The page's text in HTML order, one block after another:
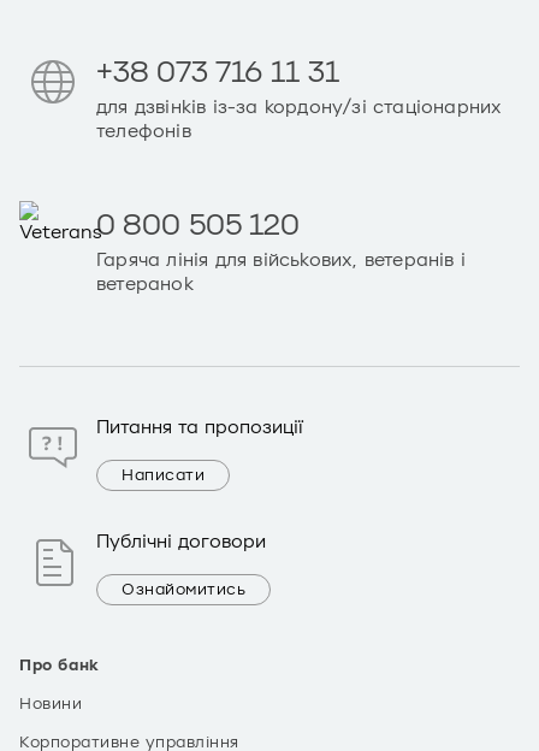
Про банк
Новини
Корпоративне управління
+38 073 716 11 31
для дзвінків із-за кордону/зі стаціонарних
телефонів
0 800 505 120
Гаряча лінія для військових, ветеранів і
ветеранок
Питання та пропозиції
Написати
Публічні договори
Ознайомитись